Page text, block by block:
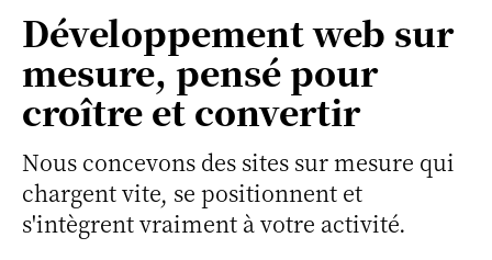
Développement web sur
mesure, pensé pour
croître et convertir
Nous concevons des sites sur mesure qui
chargent vite, se positionnent et
s'intègrent vraiment à votre activité.